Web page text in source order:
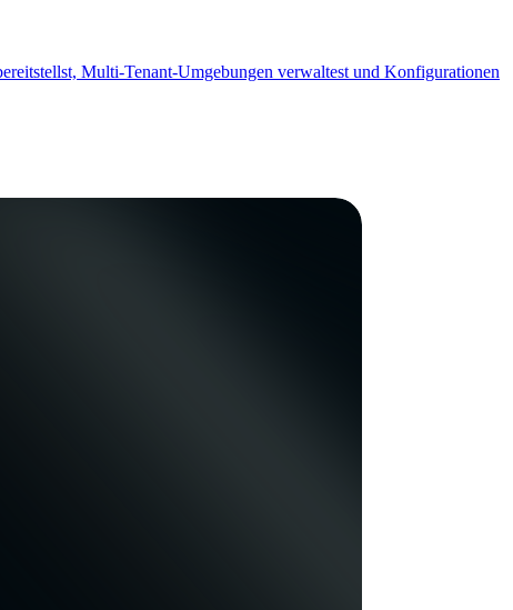
Multi-Tenant-Umgebungen verwaltest und Konfigurationen